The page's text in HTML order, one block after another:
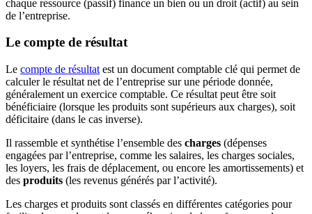
chaque ressource (passif) finance un bien ou un droit (actif) au sein
de l’entreprise.
Le compte de résultat
Le compte de résultat est un document comptable clé qui permet de
calculer le résultat net de l’entreprise sur une période donnée,
généralement un exercice comptable. Ce résultat peut être soit
bénéficiaire (lorsque les produits sont supérieurs aux charges), soit
déficitaire (dans le cas inverse).
Il rassemble et synthétise l’ensemble des charges (dépenses
engagées par l’entreprise, comme les salaires, les charges sociales,
les loyers, les frais de déplacement, ou encore les amortissements) et
des produits (les revenus générés par l’activité).
Les charges et produits sont classés en différentes catégories pour